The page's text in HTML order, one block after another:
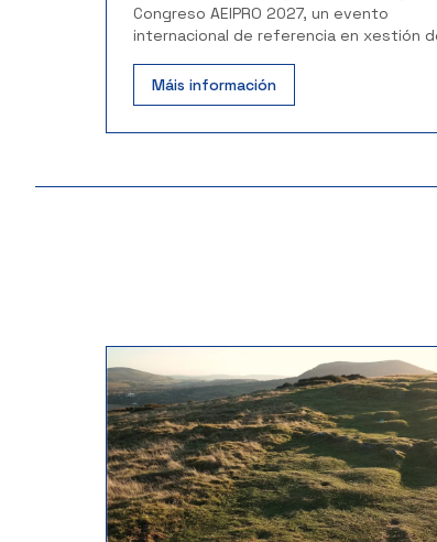
Congreso AEIPRO 2027, un evento
internacional de referencia en xestión
Máis información